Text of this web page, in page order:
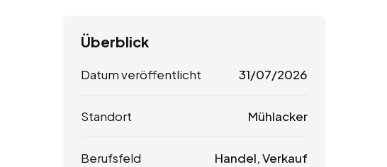
Überblick
Datum veröffentlicht 31/07/2026
Standort Mühlacker
Berufsfeld Handel, Verkauf